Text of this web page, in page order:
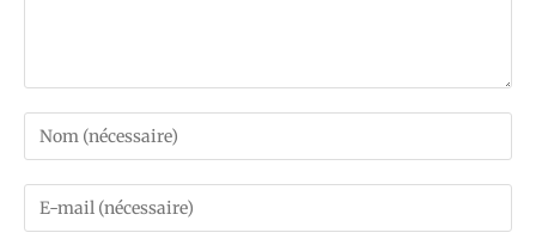
Enter
your
name
or
Enter
your